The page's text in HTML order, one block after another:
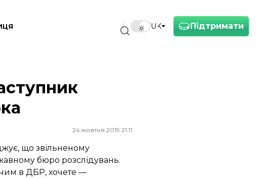
Підтримати
UK
24 жовтня 2019 21:11
що звільненому
бюро розслідувань.
в ДБР, хочете —